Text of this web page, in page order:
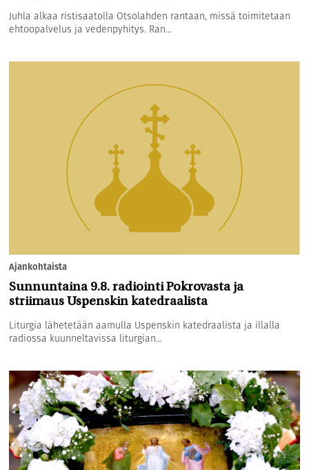
Juhla alkaa ristisaatolla Otsolahden rantaan, missä toimitetaan
ehtoopalvelus ja vedenpyhitys. Ran...
Ajankohtaista
Sunnuntaina 9.8. radiointi Pokrovasta ja
striimaus Uspenskin katedraalista
Liturgia lähetetään aamulla Uspenskin katedraalista ja illalla
radiossa kuunneltavissa liturgian...